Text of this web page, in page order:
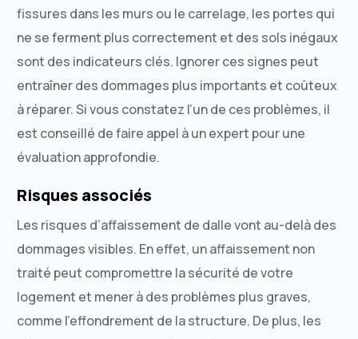
fissures dans les murs ou le carrelage, les portes qui
ne se ferment plus correctement et des sols inégaux
sont des indicateurs clés. Ignorer ces signes peut
entraîner des dommages plus importants et coûteux
à réparer. Si vous constatez l’un de ces problèmes, il
est conseillé de faire appel à un expert pour une
évaluation approfondie.
Risques associés
Les risques d’affaissement de dalle vont au-delà des
dommages visibles. En effet, un affaissement non
traité peut compromettre la sécurité de votre
logement et mener à des problèmes plus graves,
comme l’effondrement de la structure. De plus, les